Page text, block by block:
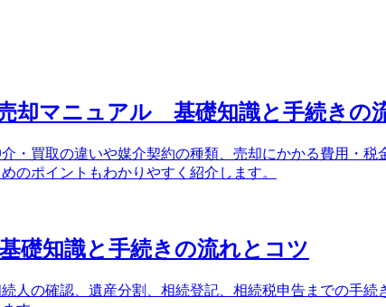
却マニュアル 基礎知識と手続きの
・買取の違いや媒介契約の種類、売却にかかる費用・
のポイントもわかりやすく紹介します。
礎知識と手続きの流れとコツ
人の確認、遺産分割、相続登記、相続税申告までの手